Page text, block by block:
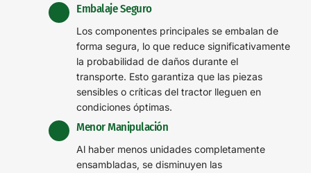
Embalaje Seguro
Los componentes principales se embalan de
forma segura, lo que reduce significativamente
la probabilidad de daños durante el
transporte. Esto garantiza que las piezas
sensibles o críticas del tractor lleguen en
condiciones óptimas.
Menor Manipulación
Al haber menos unidades completamente
ensambladas, se disminuyen las